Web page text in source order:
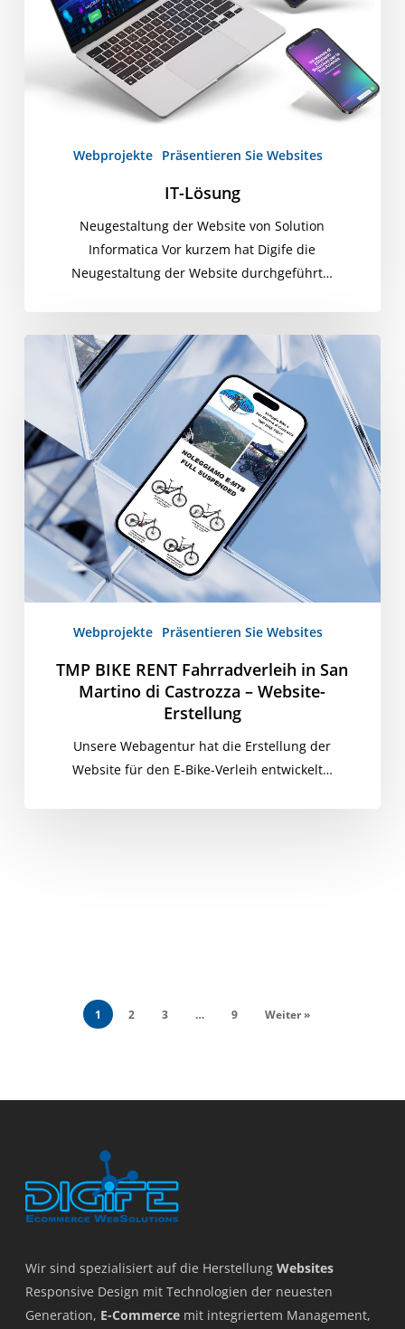
Webprojekte Präsentieren Sie Websites
IT-Lösung
Neugestaltung der Website von Solution
Informatica Vor kurzem hat Digife die
Neugestaltung der Website durchgeführt…
TMP
BIKE
RENT
Fahrradverleih
in
San
Martino
di
Castrozza
–
Website-
Erstellung
Webprojekte Präsentieren Sie Websites
TMP BIKE RENT Fahrradverleih in San
Martino di Castrozza – Website-
Erstellung
Unsere Webagentur hat die Erstellung der
Website für den E-Bike-Verleih entwickelt…
1 2 3 … 9 Weiter »
Wir sind spezialisiert auf die Herstellung Websites
Responsive Design mit Technologien der neuesten
Generation, E-Commerce mit integriertem Management,